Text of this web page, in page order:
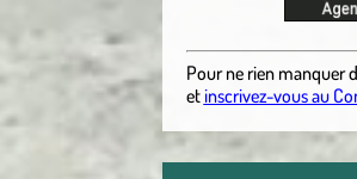
Pour ne rien manquer
etinscrivez-vous au